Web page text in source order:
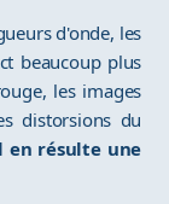
d'onde, les
beaucoup plus
les images
distorsions du
en résulte une